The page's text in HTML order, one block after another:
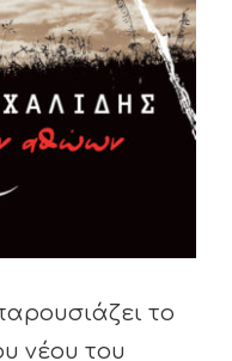
το
νέου του